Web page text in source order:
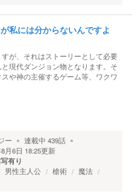
私には分からないんですよ
が、それはストーリーとして必要
現代ダンジョン物となります。そ
や神の主催するゲーム等、ワクワ
ー 連載中 439話
月6日 18:25更新
有り
男性主人公 槍術
魔法